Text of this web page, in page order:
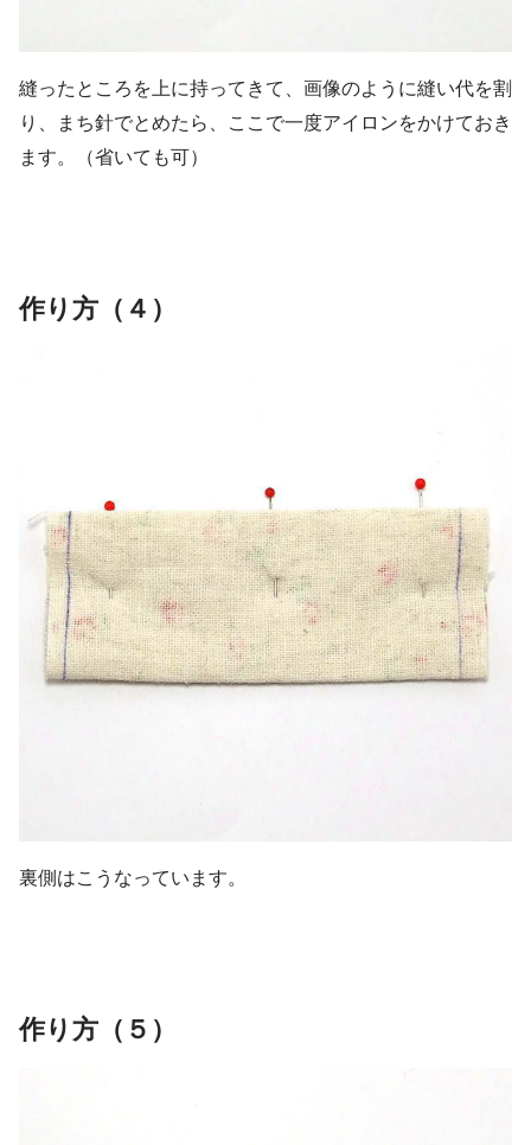
縫ったところを上に持ってきて、画像のように縫い代を割
り、まち針でとめたら、ここで一度アイロンをかけておき
ます。（省いても可）
作り方（４）
裏側はこうなっています。
作り方（５）